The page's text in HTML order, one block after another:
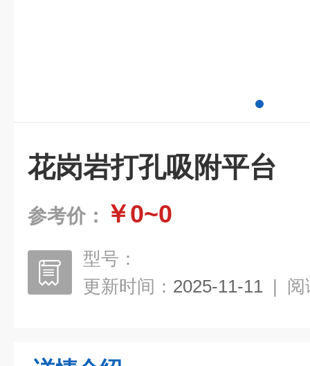
花岗岩打孔吸附平台
参考价： ￥0~0
型号：
更新时间： 2025-11-11 | 阅